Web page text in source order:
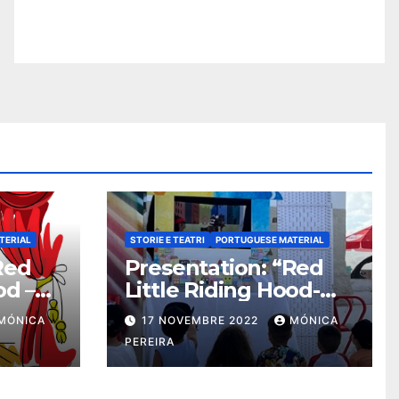
–
STORIE E TEATRI PORTUGUESE MATERIAL
Presentation: “Red
Little Riding Hood-
Eco-Friendly “
17 NOVEMBRE 2022
MÓNICA
PEREIRA